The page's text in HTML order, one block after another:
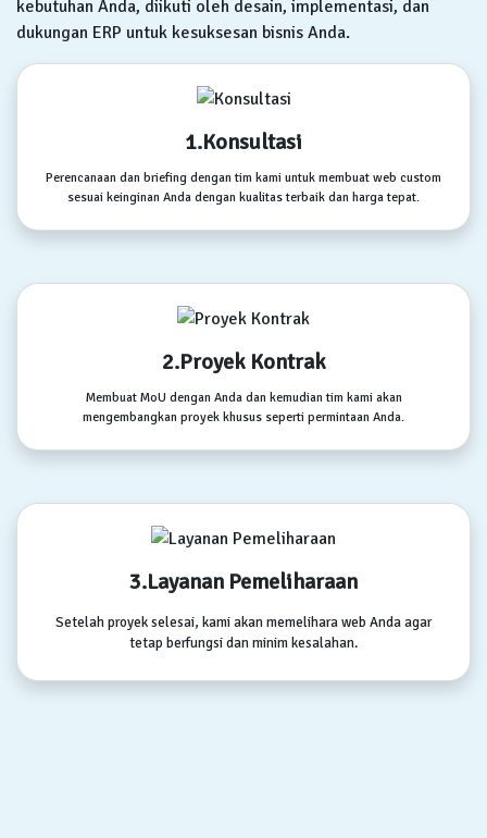
kebutuhan Anda, diikuti oleh desain, implementasi, dan
dukungan ERP untuk kesuksesan bisnis Anda.
1.Konsultasi
Perencanaan dan briefing dengan tim kami untuk membuat web custom
sesuai keinginan Anda dengan kualitas terbaik dan harga tepat.
2.Proyek Kontrak
Membuat MoU dengan Anda dan kemudian tim kami akan
mengembangkan proyek khusus seperti permintaan Anda.
3.Layanan Pemeliharaan
Setelah proyek selesai, kami akan memelihara web Anda agar
tetap berfungsi dan minim kesalahan.